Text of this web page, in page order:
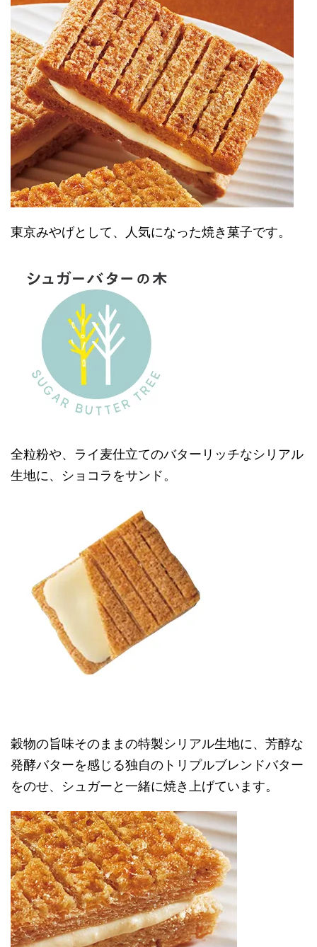
東京みやげとして、人気になった焼き菓子です。
全粒粉や、ライ麦仕立てのバターリッチなシリアル
生地に、ショコラをサンド。
穀物の旨味そのままの特製シリアル生地に、芳醇な
発酵バターを感じる独自のトリプルブレンドバター
をのせ、シュガーと一緒に焼き上げています。